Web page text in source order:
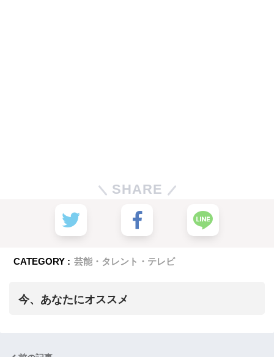
SHARE
CATEGORY : 芸能・タレント・テレビ
今、あなたにオススメ